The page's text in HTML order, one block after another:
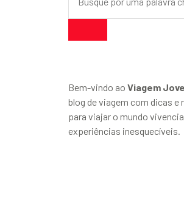
Bem-vindo ao Viagem
blog de viagem com dicas e
para viajar o mundo
experiências inesquecíveis.